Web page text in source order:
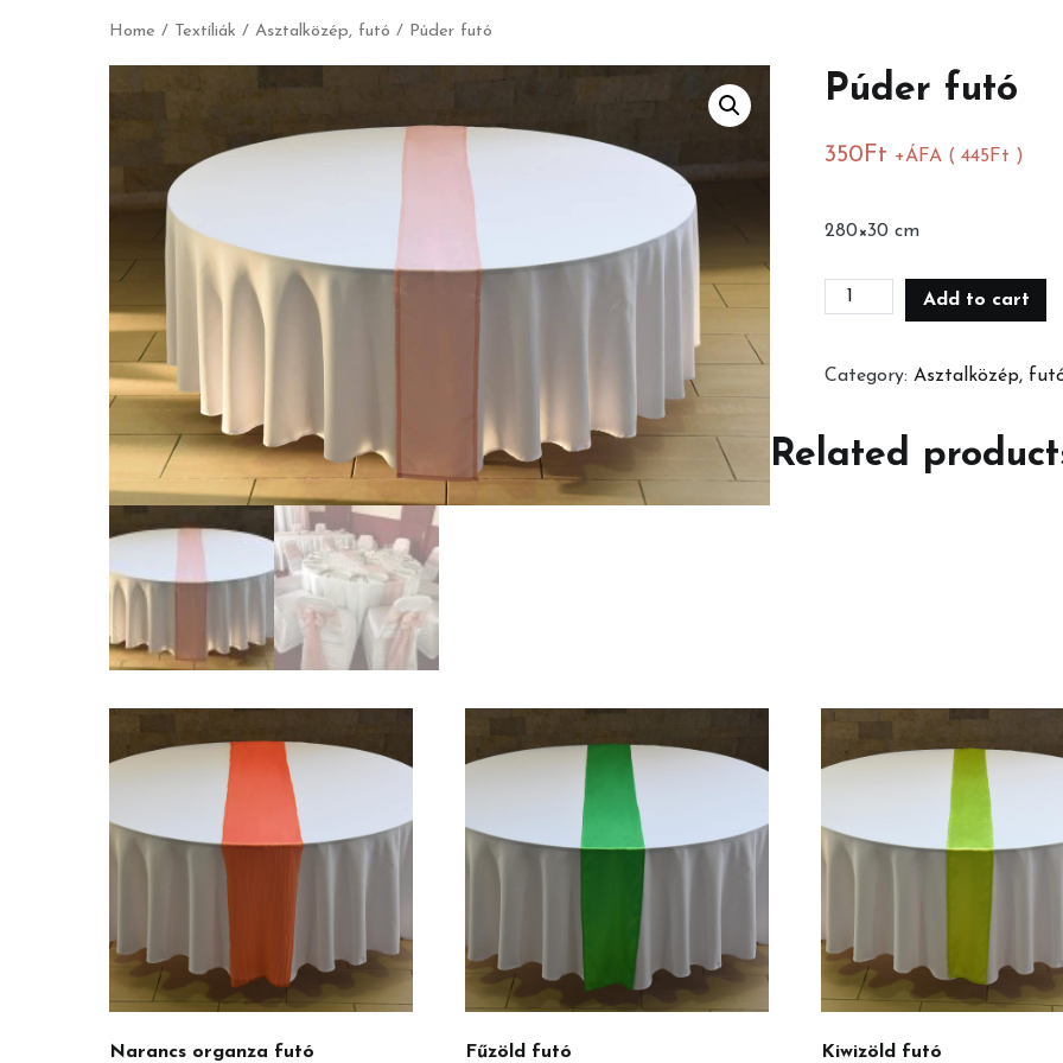
Home / Textíliák / Asztalközép, futó / Púder futó
Púder futó
350 Ft +ÁFA (445 Ft )
280×30 cm
Púder
Add to cart
Category:Asztalközép,
Related
Narancs organza futó Fűzöld futó Kiwizöld futó